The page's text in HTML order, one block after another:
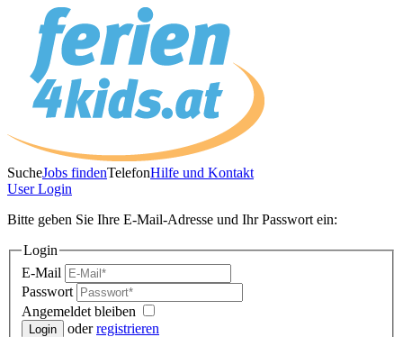
SucheJobs findenTelefonHilfe und Kontakt
UserLogin
Bitte geben Sie Ihre E-Mail-Adresse und Ihr Passwort ein:
Login
E-Mail
Passwort
Angemeldet bleiben
oderregistrieren